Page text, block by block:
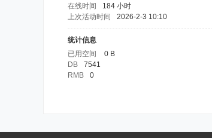
在线时间
184 小时
上次活动时间
2026-2-3 10:10
统计信息
已用空间
0 B
DB
7541
RMB
0